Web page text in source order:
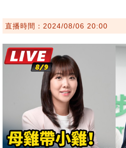
直播時間：2024/08/06 20:00